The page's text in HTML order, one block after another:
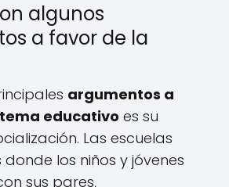
algunos
a favor de la
argumentos a
educativo es su
Las escuelas
los niños y jóvenes
sus pares,